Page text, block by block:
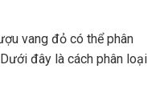
vang đỏ có thể phân
đây là cách phân loại